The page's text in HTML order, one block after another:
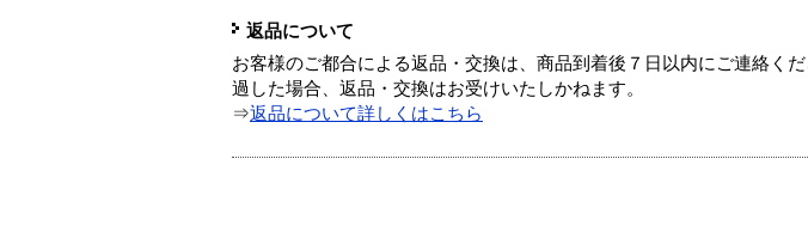
返品について
お客様のご都合による返品・交換は、商品到着後７日以内にご連絡く
過した場合、返品・交換はお受けいたしかねます。
⇒返品について詳しくはこちら